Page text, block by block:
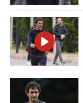
ni para
o
aunque
no
Puedes